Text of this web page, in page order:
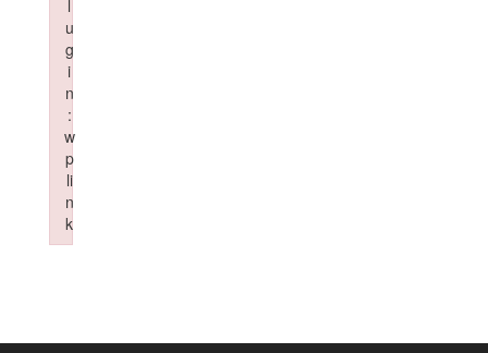
l
u
g
i
n
:
w
p
li
n
k
Failed to initialize plugin: wplink